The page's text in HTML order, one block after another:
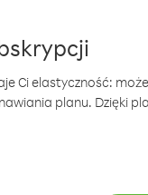
Ci elastyczność:
planu. Dzięki